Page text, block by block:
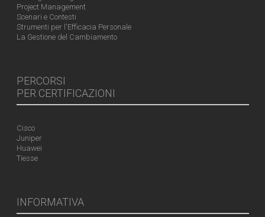
Project Management
Scenari e Contesti
Strumenti per l'Efficacia Personale
La Gestione del Cambiamento
PERCORSI
PER CERTIFICAZIONI
Cisco
Juniper
Huawei
Tiesse
INFORMATIVA